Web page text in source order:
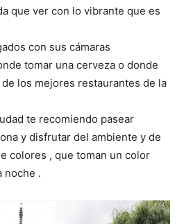
que ver con lo vibrante que es
con sus cámaras
tomar una cerveza o donde
los mejores restaurantes de la
te recomiendo pasear
y disfrutar del ambiente y de
colores , que toman un color
noche .